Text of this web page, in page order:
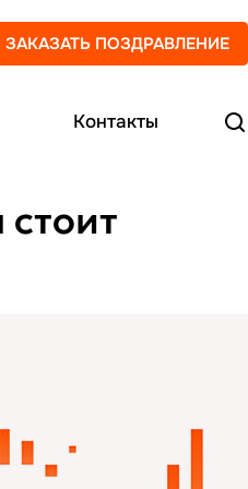
ЗАКАЗАТЬ ПОЗДРАВЛЕНИЕ
Контакты